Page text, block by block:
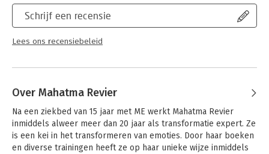
Schrijf een recensie
Lees ons recensiebeleid
Over Mahatma Revier
Na een ziekbed van 15 jaar met ME werkt Mahatma Revier
inmiddels alweer meer dan 20 jaar als transformatie expert. Ze
is een kei in het transformeren van emoties. Door haar boeken
en diverse trainingen heeft ze op haar unieke wijze inmiddels